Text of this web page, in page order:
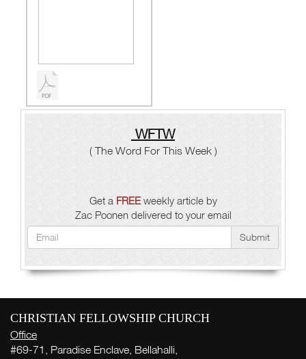
WFTW
( The Word For This Week )
Get a FREEweekly article by
Zac Poonen delivered to your email
Submit
CHRISTIAN FELLOWSHIP CHURCH
Office
#69-71, Paradise Enclave, Bellahalli,